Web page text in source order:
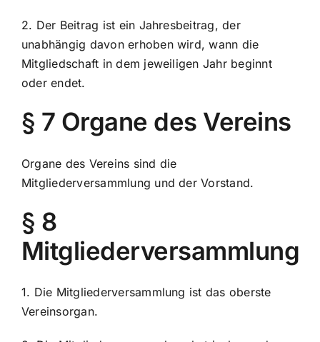
2. Der Beitrag ist ein Jahresbeitrag, der
unabhängig davon erhoben wird, wann die
Mitgliedschaft in dem jeweiligen Jahr beginnt
oder endet.
§ 7 Organe des Vereins
Organe des Vereins sind die
Mitgliederversammlung und der Vorstand.
§ 8
Mitgliederversammlung
1. Die Mitgliederversammlung ist das oberste
Vereinsorgan.